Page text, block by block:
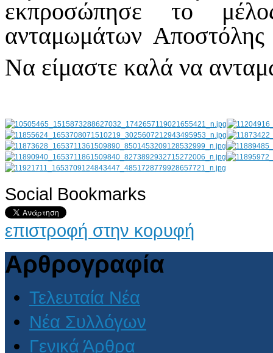
εκπροσώπησε το
ανταμωμάτων
Να είμαστε καλά να
AdmirorGallery 4.5.0, author/s Vasiljevski& Kekeljevic
Social Bookmarks
επιστροφή στην κορυφή
Αρθρογραφία
Τελευταία Νέα
Νέα Συλλόγων
Γενικά Άρθρα